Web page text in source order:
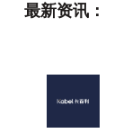
最新资讯：